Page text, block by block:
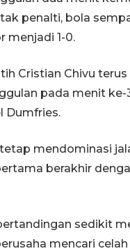
penalti, bola
menjadi 1-0.
Cristian Chivu
pada menit
Dumfries.
mendominasi
berakhir
sedikit
mencari